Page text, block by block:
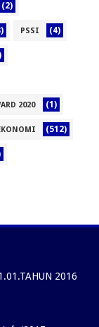
(2)
PSSI (4)
2020 (1)
(512)
2016